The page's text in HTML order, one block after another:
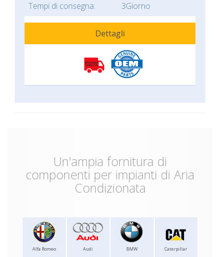
Tempi di consegna:
3Giorno
Dettagli
Un'ampia fornitura di
componenti per impianti di Aria
Condizionata
Alfa Romeo Audi BMW Caterpillar